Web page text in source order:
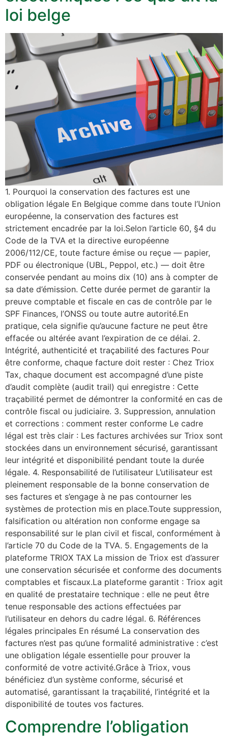
loi belge
1. Pourquoi la conservation des factures est une
obligation légale En Belgique comme dans toute l’Union
européenne, la conservation des factures est
strictement encadrée par la loi.Selon l’article 60, §4 du
Code de la TVA et la directive européenne
2006/112/CE, toute facture émise ou reçue — papier,
PDF ou électronique (UBL, Peppol, etc.) — doit être
conservée pendant au moins dix (10) ans à compter de
sa date d’émission. Cette durée permet de garantir la
preuve comptable et fiscale en cas de contrôle par le
SPF Finances, l’ONSS ou toute autre autorité.En
pratique, cela signifie qu’aucune facture ne peut être
effacée ou altérée avant l’expiration de ce délai. 2.
Intégrité, authenticité et traçabilité des factures Pour
être conforme, chaque facture doit rester : Chez Triox
Tax, chaque document est accompagné d’une piste
d’audit complète (audit trail) qui enregistre : Cette
traçabilité permet de démontrer la conformité en cas de
contrôle fiscal ou judiciaire. 3. Suppression, annulation
et corrections : comment rester conforme Le cadre
légal est très clair : Les factures archivées sur Triox sont
stockées dans un environnement sécurisé, garantissant
leur intégrité et disponibilité pendant toute la durée
légale. 4. Responsabilité de l’utilisateur L’utilisateur est
pleinement responsable de la bonne conservation de
ses factures et s’engage à ne pas contourner les
systèmes de protection mis en place.Toute suppression,
falsification ou altération non conforme engage sa
responsabilité sur le plan civil et fiscal, conformément à
l’article 70 du Code de la TVA. 5. Engagements de la
plateforme TRIOX TAX La mission de Triox est d’assurer
une conservation sécurisée et conforme des documents
comptables et fiscaux.La plateforme garantit : Triox agit
en qualité de prestataire technique : elle ne peut être
tenue responsable des actions effectuées par
l’utilisateur en dehors du cadre légal. 6. Références
légales principales En résumé La conservation des
factures n’est pas qu’une formalité administrative : c’est
une obligation légale essentielle pour prouver la
conformité de votre activité.Grâce à Triox, vous
bénéficiez d’un système conforme, sécurisé et
automatisé, garantissant la traçabilité, l’intégrité et la
disponibilité de toutes vos factures.
Comprendre l’obligation